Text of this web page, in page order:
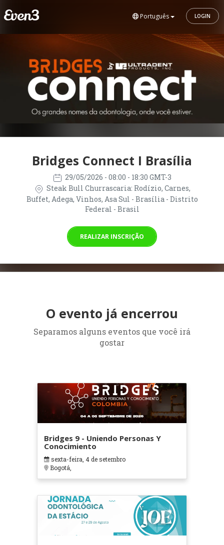
Português LOGIN
Bridges Connect I Brasília
29/05/2026 - 08:00 - 18:30 GMT-3
Steak Bull Churrascaria: Rodízio, Carnes,
Buffet, Adega, Vinhos, Asa Sul - Brasília - Distrito
Federal - Brasil
REALIZAR INSCRIÇÃO
O evento já encerrou
Separamos alguns eventos que você irá
gostar
Bridges 9 - Uniendo Personas Y
Conocimiento
sexta-feira, 4 de setembro
Bogotá,